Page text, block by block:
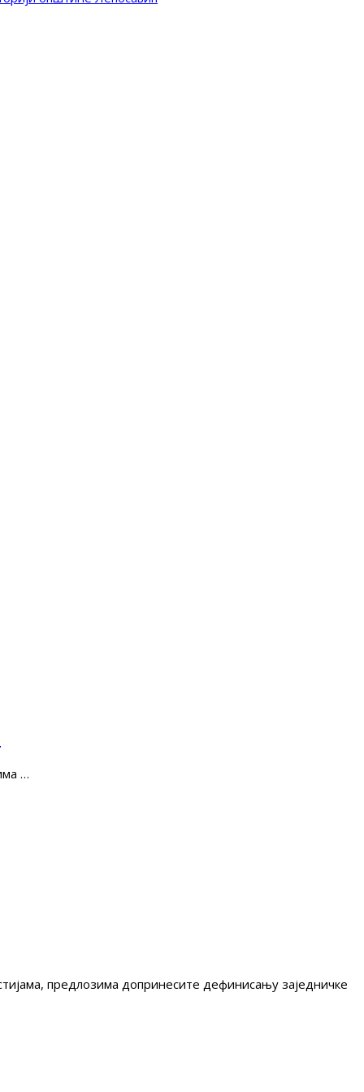
…
предлозима допринесите дефинисању заједничке